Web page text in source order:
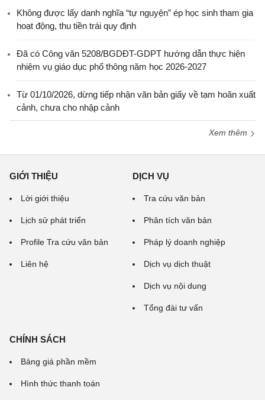
Không được lấy danh nghĩa “tự nguyện” ép học sinh tham gia
hoạt động, thu tiền trái quy định
Đã có Công văn 5208/BGDĐT-GDPT hướng dẫn thực hiện
nhiệm vụ giáo dục phổ thông năm học 2026-2027
Từ 01/10/2026, dừng tiếp nhận văn bản giấy về tạm hoãn xuất
cảnh, chưa cho nhập cảnh
Xem thêm
GIỚI THIỆU
Lời giới thiệu
Lịch sử phát triển
Profile Tra cứu văn bản
Liên hệ
DỊCH VỤ
Tra cứu văn bản
Phân tích văn bản
Pháp lý doanh nghiệp
Dịch vụ dịch thuật
Dịch vụ nội dung
Tổng đài tư vấn
CHÍNH SÁCH
Bảng giá phần mềm
Hình thức thanh toán